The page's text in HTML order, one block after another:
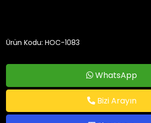
Ürün Kodu: HOC-1083
WhatsApp
Bizi Arayın